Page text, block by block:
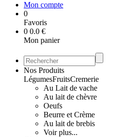
Mon compte
0
Favoris
0 0.0 €
Mon panier
Nos Produits
LégumesFruitsCremerie
Au Lait de vache
Au lait de chèvre
Oeufs
Beurre et Crème
Au lait de brebis
Voir plus...